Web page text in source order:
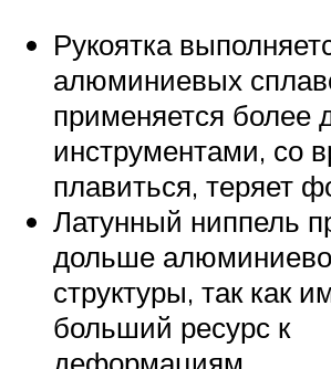
Рукоятка
алюминиевых
применяется
инструментами, со
плавиться, теряет
Латунный ниппель
дольше
структуры, так как
больший ресурс к